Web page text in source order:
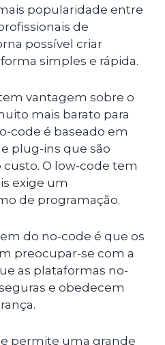
popularidade entre
de
possível criar
simples e rápida.
vantagem sobre o
mais barato para
code é baseado em
plug-ins que são
O low-code tem
exige um
de programação.
do no-code é que os
preocupar-se com a
as plataformas no-
e obedecem
permite uma grande